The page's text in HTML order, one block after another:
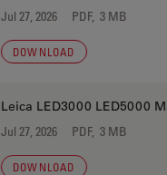
Jul 27, 2026 PDF, 3 MB
DOWNLOAD
Leica LED3000 LED5000
Jul 27, 2026 PDF, 3 MB
DOWNLOAD